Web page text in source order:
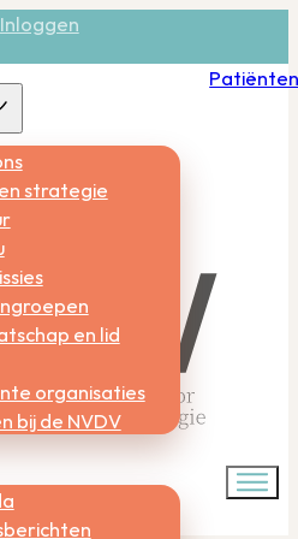
Inloggen
strategie
en lid
organisaties
bij de NVDV